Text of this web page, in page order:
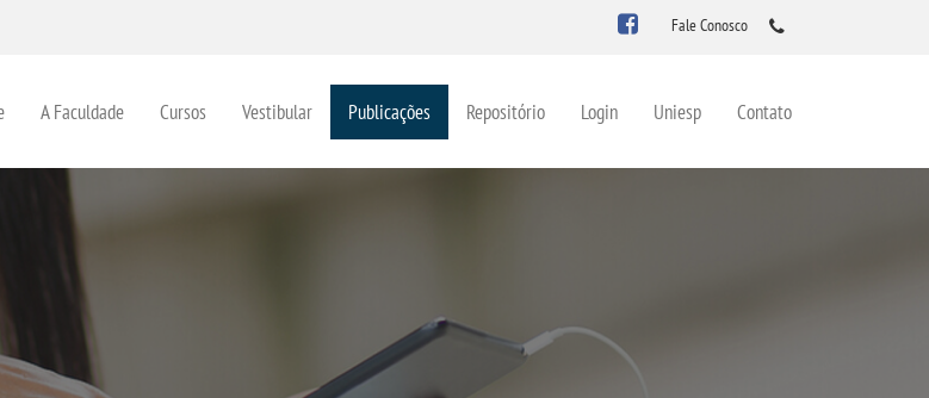
Fale Conosco
A Faculdade Cursos Vestibular Publicações Repositório Login Uniesp Contato